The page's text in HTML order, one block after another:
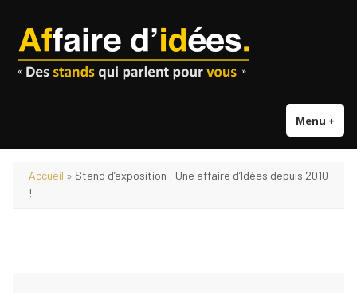
contenu
Menu +
Accueil » Stand d’exposition : Une affaire d’Idées depuis 2010
!